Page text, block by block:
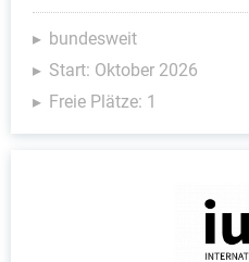
bundesweit
Start: Oktober 2026
Freie Plätze: 1